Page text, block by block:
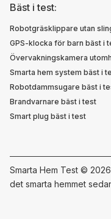
Bäst i test:
Robotgräsklippare utan
GPS-klocka för barn bäst i
Övervakningskamera
Smarta hem system bäst i
Robotdammsugare bäst i
Brandvarnare bäst i test
Smart plug bäst i test
Smarta Hem Test ©
det smarta hemmet